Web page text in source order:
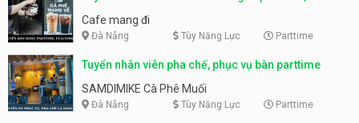
Cafe mang đi
Đà Nẵng Tùy Năng Lực Parttime
Tuyển nhân viên pha chế, phục vụ bàn parttime
SAMDIMIKE Cà Phê Muối
Đà Nẵng Tùy Năng Lực Parttime